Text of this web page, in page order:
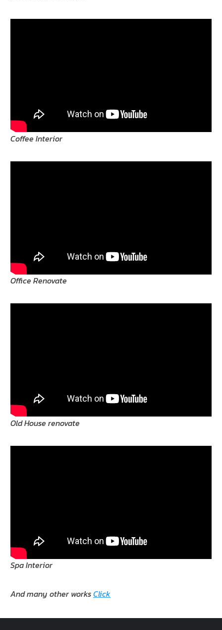
Coffee Interior
Office Renovate
Old House renovate
Spa Interior
And many other worksClick